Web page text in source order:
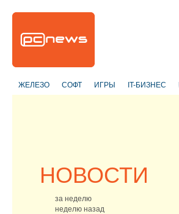
ЖЕЛЕЗО СОФТ ИГРЫ IT-БИЗНЕС
НОВОСТИ
за неделю
неделю назад